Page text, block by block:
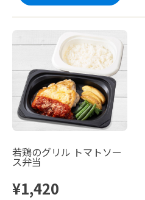
若鶏のグリル トマトソー
ス弁当
¥1,420